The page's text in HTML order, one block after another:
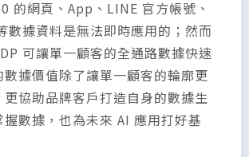
的網頁、App、LINE 官方帳號、
數據資料是無法即時應用的；然而
可讓單一顧客的全通路數據快速
據價值除了讓單一顧客的輪廓更
協助品牌客戶打造自身的數據生
數據，也為未來 AI 應用打好基